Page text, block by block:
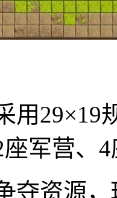
用29×19
军营、
夺资源